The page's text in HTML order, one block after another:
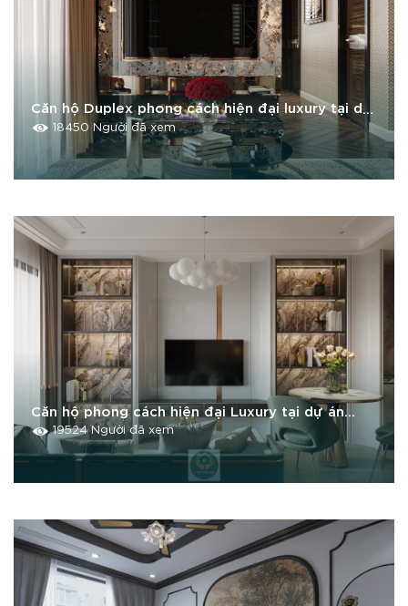
Căn hộ Duplex phong cách hiện đại luxury tại dự
án Masteria Tây Mỗ
18450 Người đã xem
Căn hộ phong cách hiện đại Luxury tại dự án
Vinhome Smart City Tây Mỗ
19524 Người đã xem